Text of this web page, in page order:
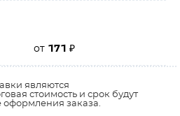
от 171 ₽
являются
стоимость и срок будут
оформления заказа.